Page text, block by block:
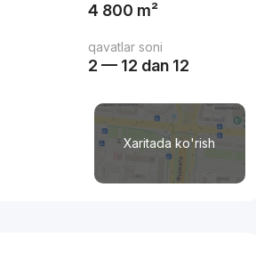
4 800 m²
qavatlar soni
2 — 12 dan 12
Xaritada ko'rish